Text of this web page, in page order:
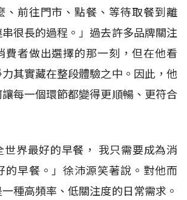
、前往門市、點餐、等待取餐到離
很長的過程。」過去許多品牌關注
費者做出選擇的那一刻，但在他看
其實藏在整段體驗之中。因此，他
每一個環節都變得更順暢、更符合
世界最好的早餐， 我只需要成為消
的早餐。」徐沛源笑著說。對他而
種高頻率、低關注度的日常需求。